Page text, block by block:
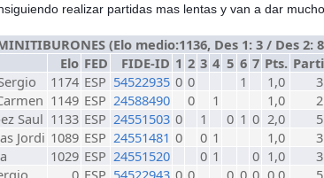
realizar partidas mas lentas y van a dar
(Elo medio:1136, Des 1: 3 / Des 2:
Elo FED FIDE-ID 1 2 3 4 5 6 7 Pts.
1174 ESP 54522935 0 0 1 1,0 3
1149 ESP 24588490 0 1 1,0 2
Saul 1133 ESP 24551503 0 1 0 1 0 2,0 5
Jordi 1089 ESP 24551481 0 0 1 1,0 3
1029 ESP 24551520 0 1 0 1,0 3
0 ESP 54522943 0 0 0 0 0 0,0 5